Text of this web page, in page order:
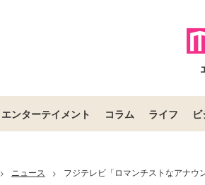
エンターテイメント コラム ライフ
> ニュース > フジテレビ「ロマンチストなアナウ